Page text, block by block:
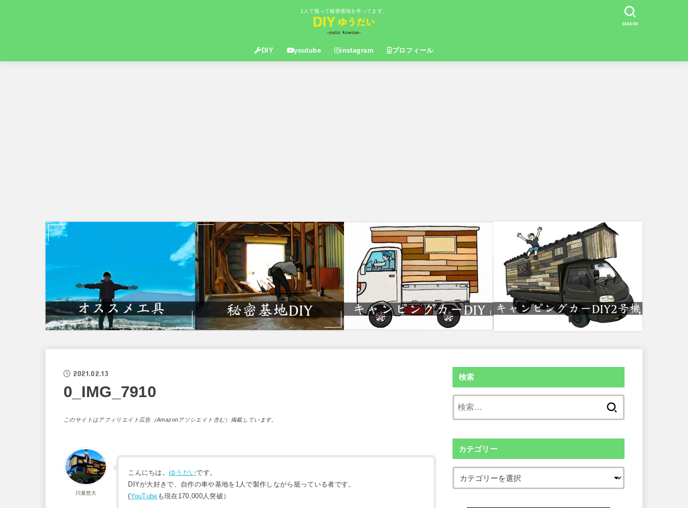
1人で籠って秘密基地を作ってます。
DIY youtube instagram プロフィール
SEARCH
2021.02.13
0_IMG_7910
このサイトはアフィリエイト広告（Amazonアソシエイト含む）掲載しています。
川瀬悠大
こんにちは。ゆうだいです。
DIYが大好きで、自作の車や基地を1人で製作しながら籠っている者です。
(YouTube も現在170,000人突破）
検索
カテゴリー